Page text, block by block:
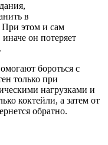
в
При этом и сам
он потеряет
бороться с
только при
нагрузками и
коктейли, а затем от
обратно.